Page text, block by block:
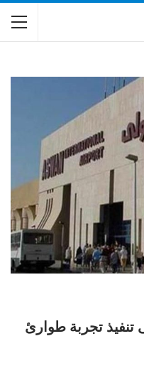
تنفيذ تجربة طوارئ